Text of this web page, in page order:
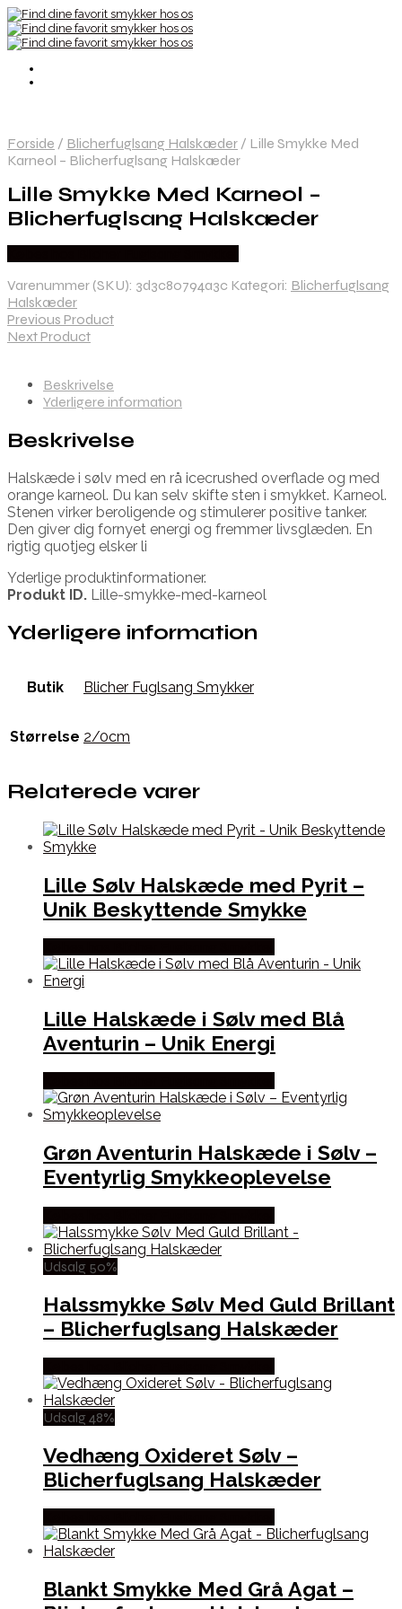
Forside / Blicherfuglsang Halskæder / Lille Smykke Med
Karneol – Blicherfuglsang Halskæder
Lille Smykke Med Karneol –
Blicherfuglsang Halskæder
Varenummer (SKU): 3d3c80794a3c Kategori: Blicherfuglsang
Halskæder
Previous Product
Next Product
Beskrivelse
Yderligere information
Beskrivelse
Halskæde i sølv med en rå icecrushed overflade og med
orange karneol. Du kan selv skifte sten i smykket. Karneol.
Stenen virker beroligende og stimulerer positive tanker.
Den giver dig fornyet energi og fremmer livsglæden. En
rigtig quotjeg elsker li
Yderlige produktinformationer.
Produkt ID. Lille-smykke-med-karneol
Yderligere information
Butik Blicher Fuglsang Smykker
Størrelse 2/0cm
Relaterede varer
Lille Sølv Halskæde med Pyrit –
Unik Beskyttende Smykke
Lille Halskæde i Sølv med Blå
Aventurin – Unik Energi
Grøn Aventurin Halskæde i Sølv –
Eventyrlig Smykkeoplevelse
Udsalg 50%
Halssmykke Sølv Med Guld Brillant
– Blicherfuglsang Halskæder
Udsalg 48%
Vedhæng Oxideret Sølv –
Blicherfuglsang Halskæder
Blankt Smykke Med Grå Agat –